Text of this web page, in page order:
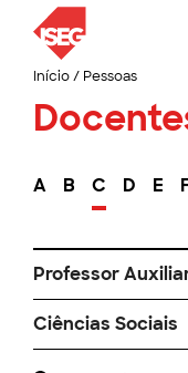
Início/ Pessoas
A B C D E
Professor
Ciências Sociais